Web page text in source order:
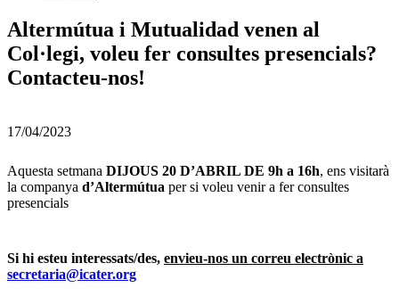
Altermútua i Mutualidad venen al
Col·legi, voleu fer consultes presencials?
Contacteu-nos!
17/04/2023
Aquesta setmana DIJOUS 20 D’ABRIL DE 9h a 16h, ens visitarà
la companya d’Altermútua per si voleu venir a fer consultes
presencials
Si hi esteu interessats/des, envieu-nos un correu electrònic a
secretaria@icater.org